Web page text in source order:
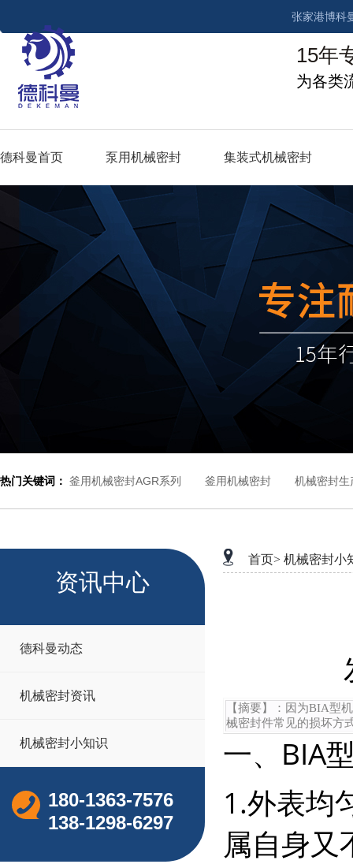
张家港博科
15年
为各类
德科曼首页 泵用机械密封 集装式机械密封
热门关键词： 釜用机械密封AGR系列 釜用机械密封 机械密封生
资讯中心
德科曼动态
机械密封资讯
机械密封小知识
180-1363-7576
138-1298-6297
首页> 机械密封小
【摘要】： 因为BIA型
械密封件常见的损坏方
一、BIA
1.外表均
属自身又